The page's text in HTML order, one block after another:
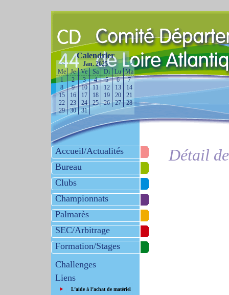
Calendrier
<< Jan. 2025
>>
Me
Je Ve Sa Di Lu Ma
1
2 3 4 5 6
7
8
9 10 11 12 13
14
15
16 17 18 19 20
21
22
23 24 25 26 27
28
29
30 31
Accueil/Actualités
Bureau
Clubs
Championnats
Palmarès
SEC/Arbitrage
Formation/Stages
Challenges
Liens
L’aide à l’achat de matériel
Détail